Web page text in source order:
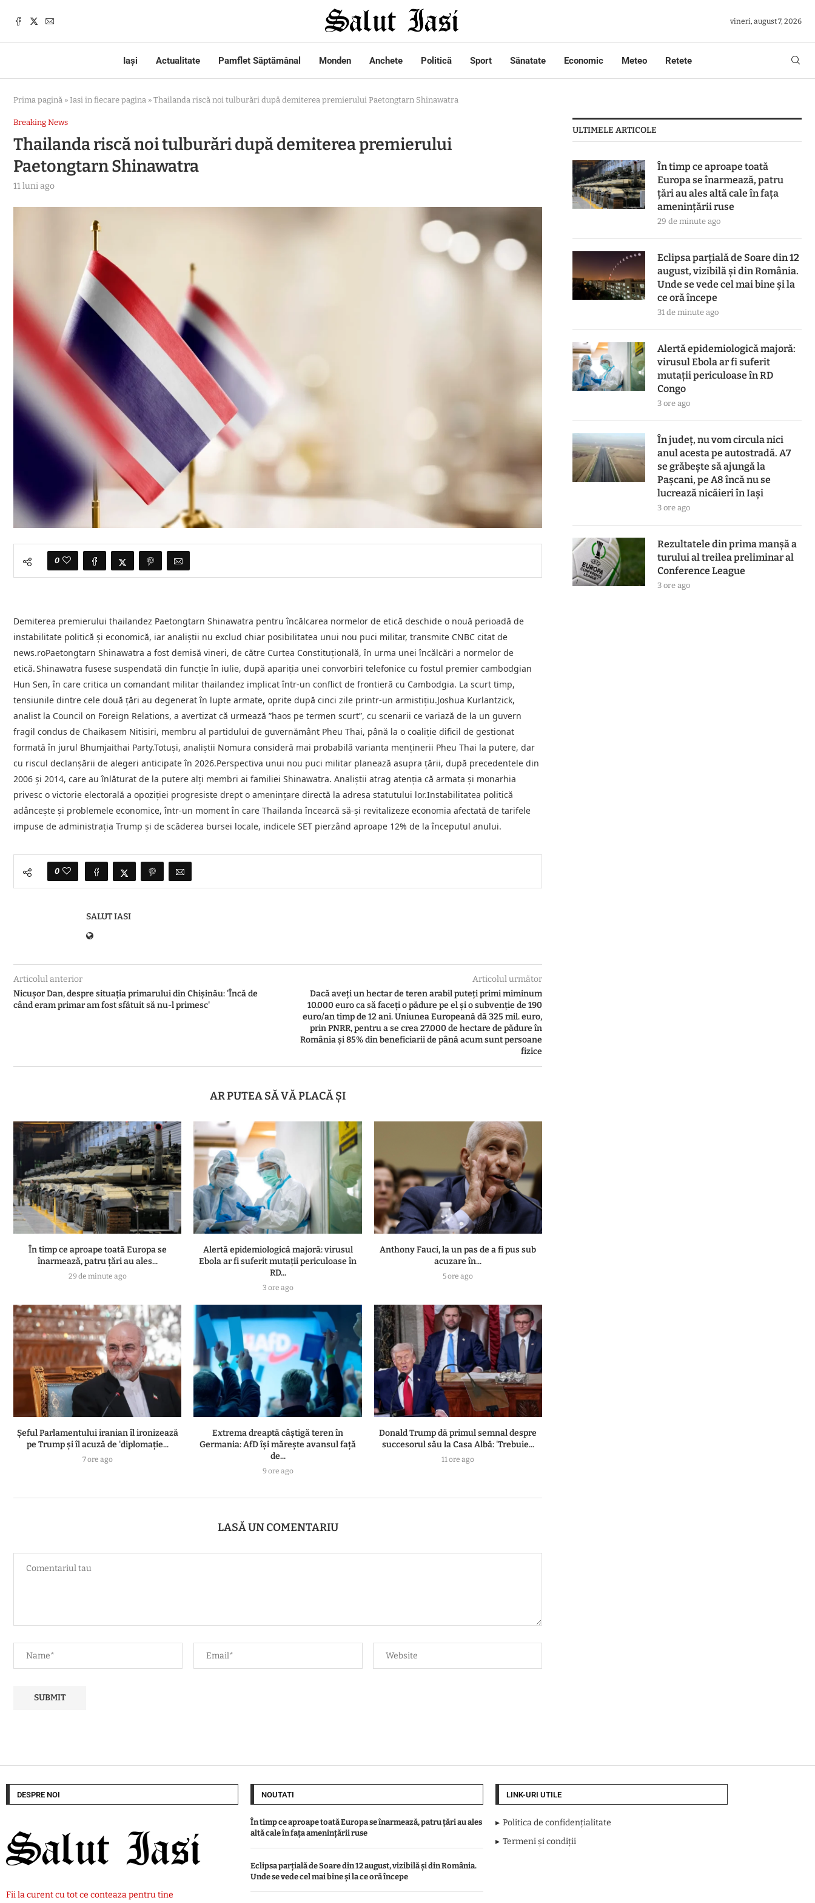
vineri, august 7, 2026
Iași Actualitate Pamflet Săptămânal Monden Anchete Politică Sport Sănatate Economic Meteo Retete
Prima pagină » Iasi in fiecare pagina » Thailanda riscă noi tulburări după demiterea premierului Paetongtarn Shinawatra
Breaking News
Thailanda riscă noi tulburări după demiterea premierului
Paetongtarn Shinawatra
11 luni ago
0
Demiterea premierului thailandez Paetongtarn Shinawatra pentru încălcarea normelor de etică deschide o nouă perioadă de
instabilitate politică şi economică, iar analiştii nu exclud chiar posibilitatea unui nou puci militar, transmite CNBC citat de
news.roPaetongtarn Shinawatra a fost demisă vineri, de către Curtea Constituţională, în urma unei încălcări a normelor de
etică. Shinawatra fusese suspendată din funcţie în iulie, după apariţia unei convorbiri telefonice cu fostul premier cambodgian
Hun Sen, în care critica un comandant militar thailandez implicat într-un conflict de frontieră cu Cambodgia. La scurt timp,
tensiunile dintre cele două ţări au degenerat în lupte armate, oprite după cinci zile printr-un armistiţiu.Joshua Kurlantzick,
analist la Council on Foreign Relations, a avertizat că urmează ”haos pe termen scurt”, cu scenarii ce variază de la un guvern
fragil condus de Chaikasem Nitisiri, membru al partidului de guvernământ Pheu Thai, până la o coaliţie dificil de gestionat
formată în jurul Bhumjaithai Party.Totuşi, analiştii Nomura consideră mai probabilă varianta menţinerii Pheu Thai la putere, dar
cu riscul declanşării de alegeri anticipate în 2026.Perspectiva unui nou puci militar planează asupra ţării, după precedentele din
2006 şi 2014, care au înlăturat de la putere alţi membri ai familiei Shinawatra. Analiştii atrag atenţia că armata şi monarhia
privesc o victorie electorală a opoziţiei progresiste drept o ameninţare directă la adresa statutului lor.Instabilitatea politică
adânceşte şi problemele economice, într-un moment în care Thailanda încearcă să-şi revitalizeze economia afectată de tarifele
impuse de administraţia Trump şi de scăderea bursei locale, indicele SET pierzând aproape 12% de la începutul anului.
0
SALUT IASI
Articolul anterior
Nicușor Dan, despre situația primarului din Chișinău: 'Încă de
când eram primar am fost sfătuit să nu-l primesc'
Articolul următor
Dacă aveţi un hectar de teren arabil puteţi primi miminum
10.000 euro ca să faceţi o pădure pe el şi o subvenţie de 190
euro/an timp de 12 ani. Uniunea Europeană dă 325 mil. euro,
prin PNRR, pentru a se crea 27.000 de hectare de pădure în
România şi 85% din beneficiarii de până acum sunt persoane
fizice
AR PUTEA SĂ VĂ PLACĂ ȘI
În timp ce aproape toată Europa se
înarmează, patru ţări au ales...
29 de minute ago
Alertă epidemiologică majoră: virusul
Ebola ar fi suferit mutații periculoase în
RD...
3 ore ago
Anthony Fauci, la un pas de a fi pus sub
acuzare în...
5 ore ago
Șeful Parlamentului iranian îl ironizează
pe Trump și îl acuză de 'diplomație...
7 ore ago
Extrema dreaptă câștigă teren în
Germania: AfD își mărește avansul față
de...
9 ore ago
Donald Trump dă primul semnal despre
succesorul său la Casa Albă: 'Trebuie...
11 ore ago
LASĂ UN COMENTARIU
ULTIMELE ARTICOLE
În timp ce aproape toată
Europa se înarmează, patru
ţări au ales altă cale în faţa
ameninţării ruse
29 de minute ago
Eclipsa parțială de Soare din 12
august, vizibilă și din România.
Unde se vede cel mai bine și la
ce oră începe
31 de minute ago
Alertă epidemiologică majoră:
virusul Ebola ar fi suferit
mutații periculoase în RD
Congo
3 ore ago
În județ, nu vom circula nici
anul acesta pe autostradă. A7
se grăbește să ajungă la
Pașcani, pe A8 încă nu se
lucrează nicăieri în Iași
3 ore ago
Rezultatele din prima manşă a
turului al treilea preliminar al
Conference League
3 ore ago
DESPRE NOI
Fii la curent cu tot ce conteaza pentru tine
NOUTATI
În timp ce aproape toată Europa se înarmează, patru ţări au ales
altă cale în faţa ameninţării ruse
Eclipsa parțială de Soare din 12 august, vizibilă și din România.
Unde se vede cel mai bine și la ce oră începe
LINK-URI UTILE
Politica de confidențialitate
Termeni și condiții